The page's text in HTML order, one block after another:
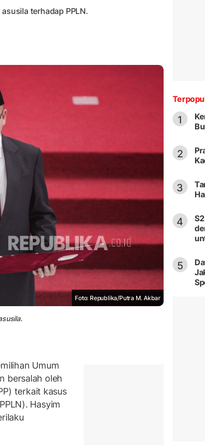
terhadap PPLN.
Foto: Republika/Putra M. Akbar
Umum
bersalah oleh
terkait kasus
Hasyim
1
2
3
4
5